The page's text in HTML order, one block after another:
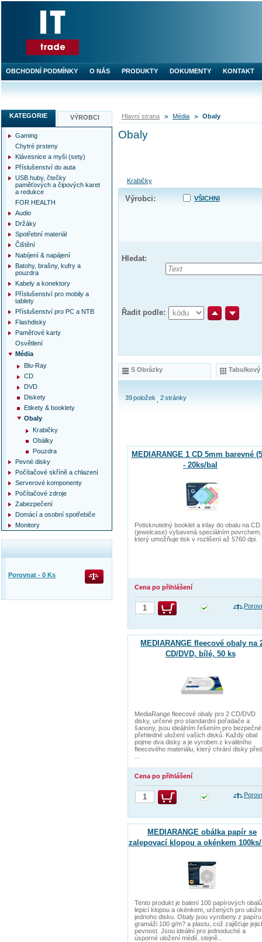
Hlavní strana Média Obaly
Obaly
Krabičky
Výrobci: VŠICHNI
Hledat:
Řadit podle:
S Obrázky Tabulkový
39položek 2stránky
MEDIARANGE 1 CD 5mm barevné
- 20ks/bal
Potisknutelný booklet a inlay do obalu na CD
(jewelcase) vybavená speciálním povrchem,
který umožňuje tisk v rozlišení až 5760 dpi.
Cena po přihlášení
MEDIARANGE fleecové obaly na
CD/DVD, bílé, 50 ks
MediaRange fleecové obaly pro 2 CD/DVD
disky, určené pro standardní pořadače a
šanony, jsou ideálním řešením pro
přehledné uložení vašich disků. Každý obal
pojme dva disky a je vyroben z kvalitního
fleecového materiálu, který chrání disky před
Cena po přihlášení
MEDIARANGE obálka papír se
zalepovací klopou a okénkem
Tento produkt je balení 100 papírových
lepicí klopou a okénkem, určených pro
jednoho disku. Obaly jsou vyrobeny z
gramáži 100 g/m? a plastu, což zajišťuje
pevnost. Jsou ideální pro jednoduché a
úsporné uložení médií, stejně...
KATEGORIE VÝROBCI
Gaming
Chytré prsteny
Klávesnice a myši (sety)
Příslušenství do auta
USB huby, čtečky
paměťových a čipových karet
a redukce
FOR HEALTH
Audio
Držáky
Spotřební materiál
Čištění
Nabíjení & napájení
Batohy, brašny, kufry a
pouzdra
Kabely a konektory
Příslušenství pro mobily a
tablety
Příslušenství pro PC a NTB
Flashdisky
Paměťové karty
Osvětlení
Média
Blu-Ray
CD
DVD
Diskety
Etikety & booklety
Obaly
Krabičky
Obálky
Pouzdra
Pevné disky
Počítačové skříně a chlazení
Serverové komponenty
Počítačové zdroje
Zabezpečení
Domácí a osobní spotřebiče
Monitory
Porovnat - 0 Ks
OBCHODNÍ PODMÍNKY O NÁS PRODUKTY DOKUMENTY KONTAKT